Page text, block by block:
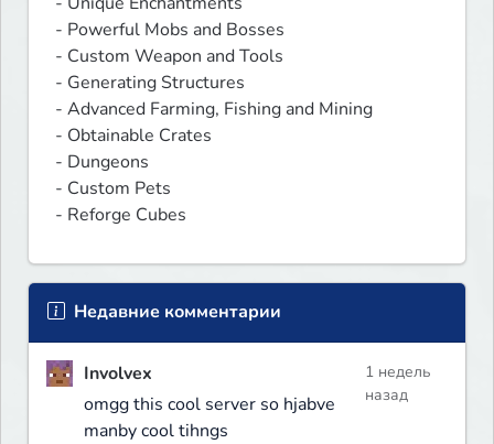
- Powerful Mobs and Bosses
- Custom Weapon and Tools
- Generating Structures
- Advanced Farming, Fishing and Mining
- Obtainable Crates
- Dungeons
- Custom Pets
- Reforge Cubes
Недавние комментарии
Involvex
omgg this cool server so hjabve
manby cool tihngs
1 недель
назад